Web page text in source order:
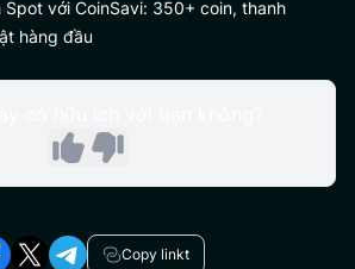
Spot với CoinSavi: 350+ coin, thanh
hàng đầu
Copy linkt